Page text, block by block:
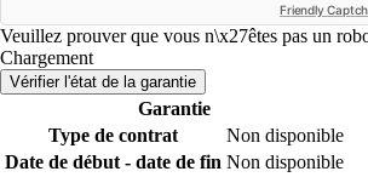
Friendly
Veuillez prouver que vous n\x27êtes pas un
Chargement
Vérifier l'état de la garantie
Garantie
Type de contrat
Non disponible
Date de début - date de fin Non disponible